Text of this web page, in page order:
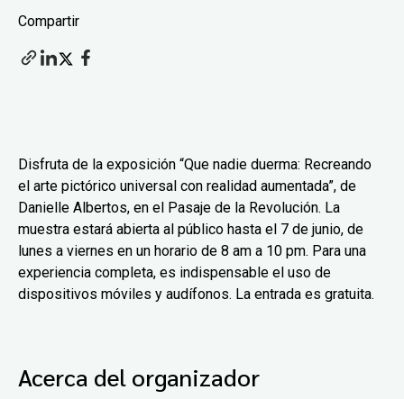
Compartir
Disfruta de la exposición “Que nadie duerma: Recreando
el arte pictórico universal con realidad aumentada”, de
Danielle Albertos, en el Pasaje de la Revolución. La
muestra estará abierta al público hasta el 7 de junio, de
lunes a viernes en un horario de 8 am a 10 pm. Para una
experiencia completa, es indispensable el uso de
dispositivos móviles y audífonos. La entrada es gratuita.
Acerca del organizador